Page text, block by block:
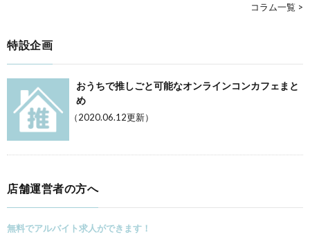
コラム一覧 >
特設企画
おうちで推しごと可能なオンラインコンカフェまと
め
（2020.06.12更新）
店舗運営者の方へ
無料でアルバイト求人ができます！